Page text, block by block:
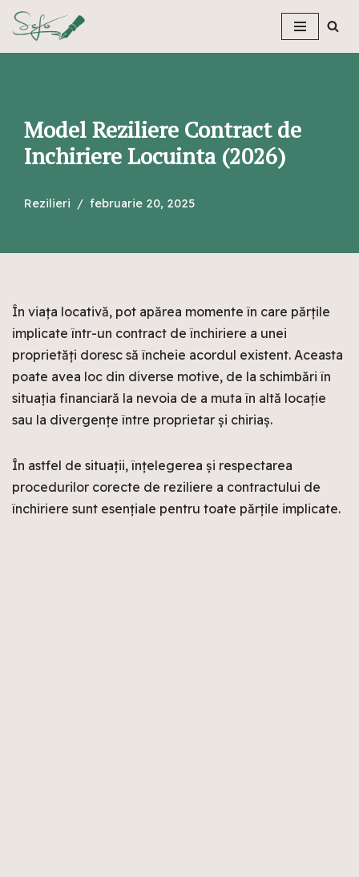
Sari
Model Reziliere Contract de
Inchiriere Locuinta (2026)
Rezilieri februarie 20, 2025
În viața locativă, pot apărea momente în care părțile
implicate într-un contract de închiriere a unei
proprietăți doresc să încheie acordul existent. Aceasta
poate avea loc din diverse motive, de la schimbări în
situația financiară la nevoia de a muta în altă locație
sau la divergențe între proprietar și chiriaș.
În astfel de situații, înțelegerea și respectarea
procedurilor corecte de reziliere a contractului de
închiriere sunt esențiale pentru toate părțile implicate.